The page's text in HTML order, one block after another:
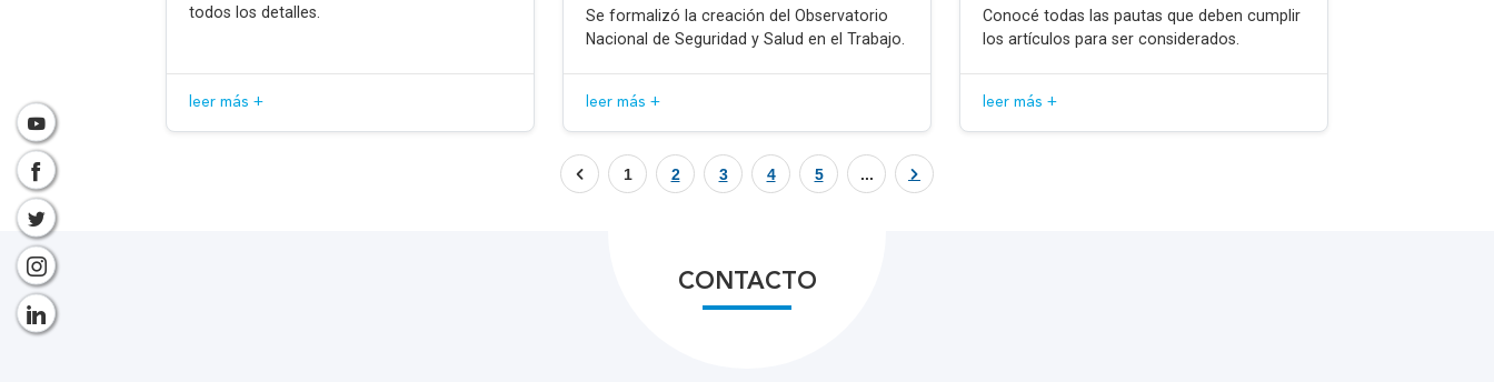
todos los detalles.
leer más +
Se formalizó la creación del Observatorio
Nacional de Seguridad y Salud en el Trabajo.
leer más +
Conocé todas las pautas que deben cumplir
los artículos para ser considerados.
leer más +
1 2 3 4 5 ...
CONTACTO